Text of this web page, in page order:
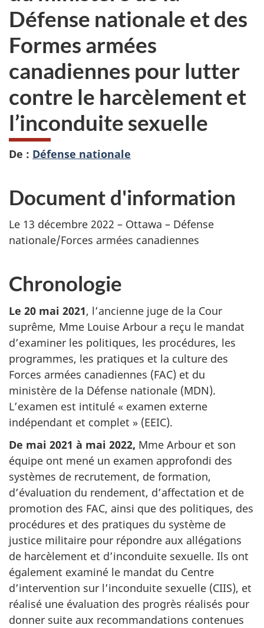
Défense nationale et des
Formes armées
canadiennes pour lutter
contre le harcèlement et
l’inconduite sexuelle
De : Défense nationale
Document d'information
Le 13 décembre 2022 – Ottawa – Défense
nationale/Forces armées canadiennes
Chronologie
Le 20 mai 2021, l’ancienne juge de la Cour
suprême, Mme Louise Arbour a reçu le mandat
d’examiner les politiques, les procédures, les
programmes, les pratiques et la culture des
Forces armées canadiennes (FAC) et du
ministère de la Défense nationale (MDN).
L’examen est intitulé « examen externe
indépendant et complet » (EEIC).
De mai 2021 à mai 2022, Mme Arbour et son
équipe ont mené un examen approfondi des
systèmes de recrutement, de formation,
d’évaluation du rendement, d’affectation et de
promotion des FAC, ainsi que des politiques, des
procédures et des pratiques du système de
justice militaire pour répondre aux allégations
de harcèlement et d’inconduite sexuelle. Ils ont
également examiné le mandat du Centre
d’intervention sur l’inconduite sexuelle (CIIS), et
réalisé une évaluation des progrès réalisés pour
donner suite aux recommandations contenues